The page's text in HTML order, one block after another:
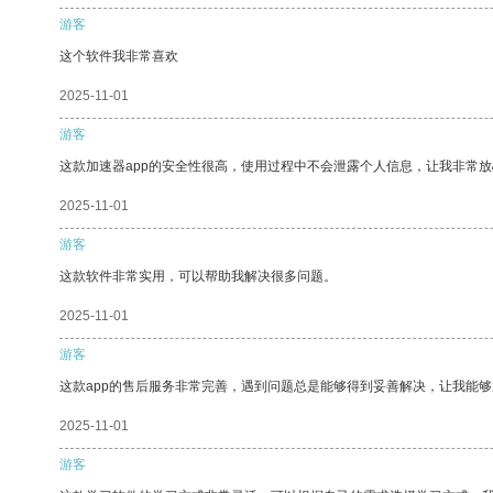
游客
这个软件我非常喜欢
2025-11-01
游客
这款加速器app的安全性很高，使用过程中不会泄露个人信息，让我非常
2025-11-01
游客
这款软件非常实用，可以帮助我解决很多问题。
2025-11-01
游客
这款app的售后服务非常完善，遇到问题总是能够得到妥善解决，让我能
2025-11-01
游客